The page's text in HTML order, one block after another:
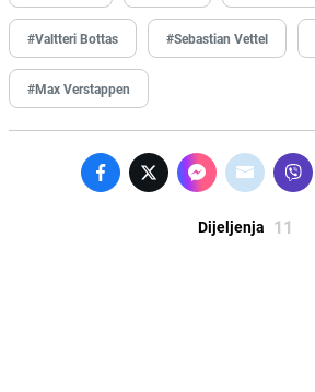
#Valtteri Bottas #Sebastian Vettel
#Max Verstappen
Dijeljenja 11